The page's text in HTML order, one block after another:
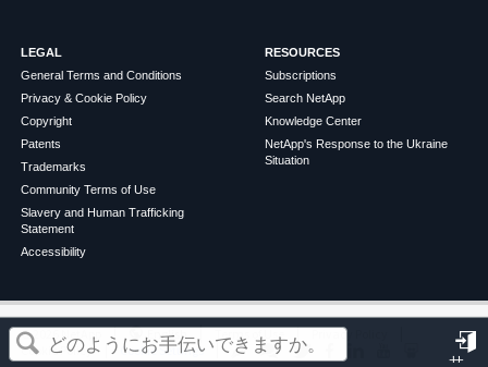
サ
この記事は役に立ちましたか？
LEGAL
General Terms and Conditions
Privacy & Cookie Policy
Copyright
Patents
Trademarks
Community Terms of Use
Slavery and Human Trafficking
Statement
Accessibility
RESOURCES
Subscriptions
Search NetApp
Knowledge Center
NetApp's Response to the Ukraine
Situation
©2026 NetApp English Terms of Use
Privacy Policy
Cookie Policy
Cookie Settings